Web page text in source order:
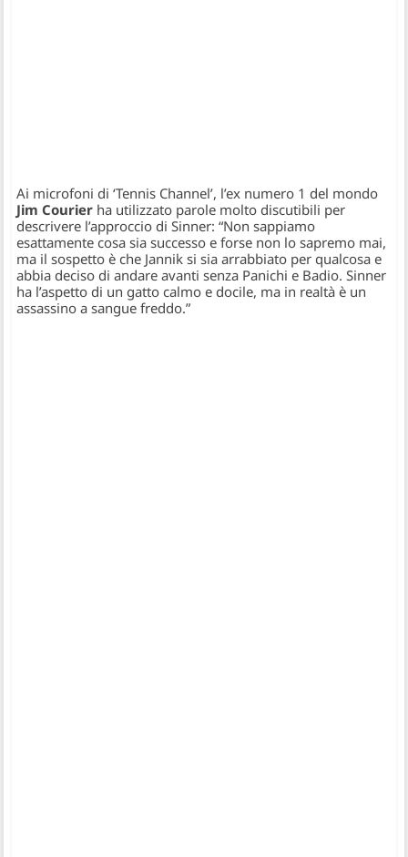
Ai microfoni di ‘Tennis Channel’, l’ex numero 1 del mondo
Jim Courier ha utilizzato parole molto discutibili per
descrivere l’approccio di Sinner: “Non sappiamo
esattamente cosa sia successo e forse non lo sapremo mai,
ma il sospetto è che Jannik si sia arrabbiato per qualcosa e
abbia deciso di andare avanti senza Panichi e Badio. Sinner
ha l’aspetto di un gatto calmo e docile, ma in realtà è un
assassino a sangue freddo.”